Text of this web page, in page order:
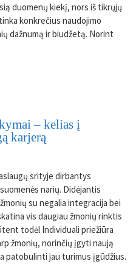
duomenų kiekį, nors iš tikrųjų
konkrečius naudojimo
dažnumą ir biudžetą. Norint
– kelias į
karjerą
srityje dirbantys
narių. Didėjantis
su negalia integracija bei
vis daugiau žmonių rinktis
todėl Individuali priežiūra
žmonių, norinčių įgyti naują
patobulinti jau turimus įgūdžius.